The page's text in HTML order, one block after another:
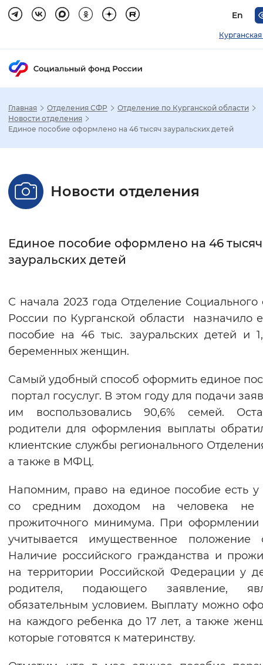
En
Настройка режима отображения
Стандартный Увеличенный
Без засечек
Нормальный Увеличенный
Цвет сайта
Синий фон
Изображения
Включены Выключены
Воспроизвести Остановить
Вернуть стандартные настройки
Главная Отделения СФР
Отделение по Курганской области
Новости отделения
Единое пособие оформлено на 46 тысяч зауральских детей
Новости отделения
Единое пособие оформлено на 46 тысяч
зауральских детей
С начала 2023 года Отделение
России по Курганской области назначило
пособие на 46 тыс. зауральских детей и
беременных женщин.
Самый удобный способ оформить единое
портал госуслуг. В этом году для подачи
им воспользовались 90,6% семей.
родители для оформления выплаты
клиентские службы регионального
а также в МФЦ.
Напомним, право на единое пособие есть у
со средним доходом на человека не
прожиточного минимума. При оформлении
учитывается имущественное положение
Наличие российского гражданства и
на территории Российской Федерации у
родителя, подающего заявление,
обязательным условием. Выплату можно
на каждого ребенка до 17 лет, а также
которые готовятся к материнству.